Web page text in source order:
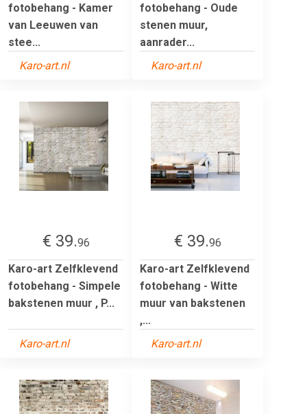
fotobehang - Kamer
van Leeuwen van
stee...
Karo-art.nl
fotobehang - Oude
stenen muur,
aanrader...
Karo-art.nl
€ 39.96
Karo-art Zelfklevend
fotobehang - Simpele
bakstenen muur , P...
Karo-art.nl
€ 39.96
Karo-art Zelfklevend
fotobehang - Witte
muur van bakstenen
,...
Karo-art.nl